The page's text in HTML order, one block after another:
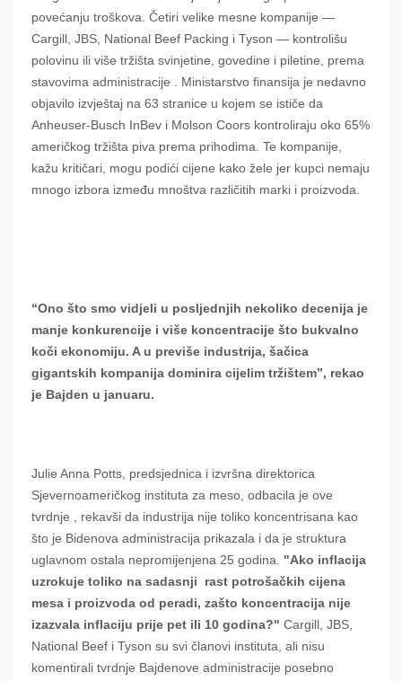
povećanju troškova. Četiri velike mesne kompanije —
Cargill, JBS, National Beef Packing i Tyson — kontrolišu
polovinu ili više tržišta svinjetine, govedine i piletine, prema
stavovima administracije . Ministarstvo finansija je nedavno
objavilo izvještaj na 63 stranice u kojem se ističe da
Anheuser-Busch InBev i Molson Coors kontroliraju oko 65%
američkog tržišta piva prema prihodima. Te kompanije,
kažu kritičari, mogu podići cijene kako žele jer kupci nemaju
mnogo izbora između mnoštva različitih marki i proizvoda.
“Ono što smo vidjeli u posljednjih nekoliko decenija je
manje konkurencije i više koncentracije što bukvalno
koči ekonomiju. A u previše industrija, šačica
gigantskih kompanija dominira cijelim tržištem”, rekao
je Bajden u januaru.
Julie Anna Potts, predsjednica i izvršna direktorica
Sjevernoameričkog instituta za meso, odbacila je ove
tvrdnje , rekavši da industrija nije toliko koncentrisana kao
što je Bidenova administracija prikazala i da je struktura
uglavnom ostala nepromijenjena 25 godina. "Ako inflacija
uzrokuje toliko na sadasnji
rast potrošačkih cijena
mesa i proizvoda od peradi, zašto koncentracija nije
izazvala inflaciju prije pet ili 10 godina?" Cargill, JBS,
National Beef i Tyson su svi članovi instituta, ali nisu
komentirali tvrdnje Bajdenove administracije posebno